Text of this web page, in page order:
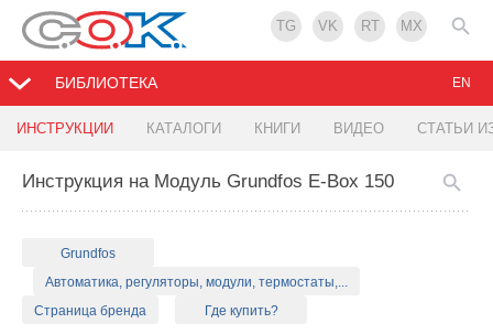
TG VK RT MX
БИБЛИОТЕКА
ИНСТРУКЦИИ КАТАЛОГИ КНИГИ ВИДЕО СТАТЬИ
EN
Инструкция на Модуль Grundfos E-Box 150
Grundfos
Автоматика, регуляторы, модули, термостаты,...
Страница бренда
Где купить?